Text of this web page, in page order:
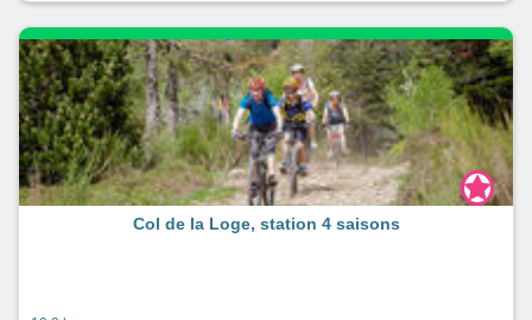
Col de la Loge, station 4 saisons